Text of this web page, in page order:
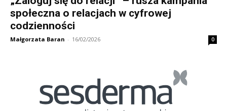
społeczna o relacjach w cyfrowej
codzienności
Małgorzata Baran - 16/02/2026 0